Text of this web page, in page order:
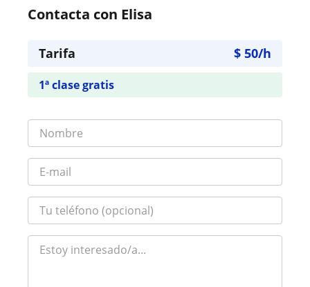
Contacta con Elisa
Tarifa $ 50/h
1ª clase gratis